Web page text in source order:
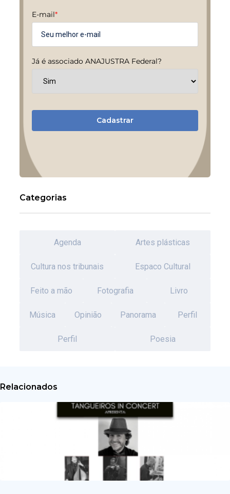
E-mail*
Já é associado ANAJUSTRA Federal?
Cadastrar
Categorias
Agenda Artes plásticas
Cultura nos tribunais Espaco Cultural
Feito a mão Fotografia Livro
Música Opinião Panorama Perfil
Perfil Poesia
Relacionados